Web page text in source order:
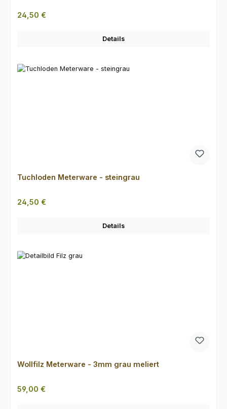
Regulärer Preis:
24,50 €
Details
Tuchloden Meterware - steingrau
Regulärer Preis:
24,50 €
Details
Wollfilz Meterware - 3mm grau meliert
Regulärer Preis:
59,00 €